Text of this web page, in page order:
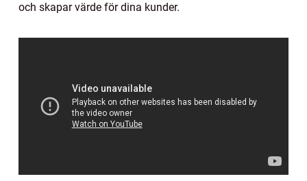
och skapar värde för dina kunder.